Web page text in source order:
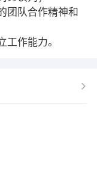
团队合作精神和
作能力。